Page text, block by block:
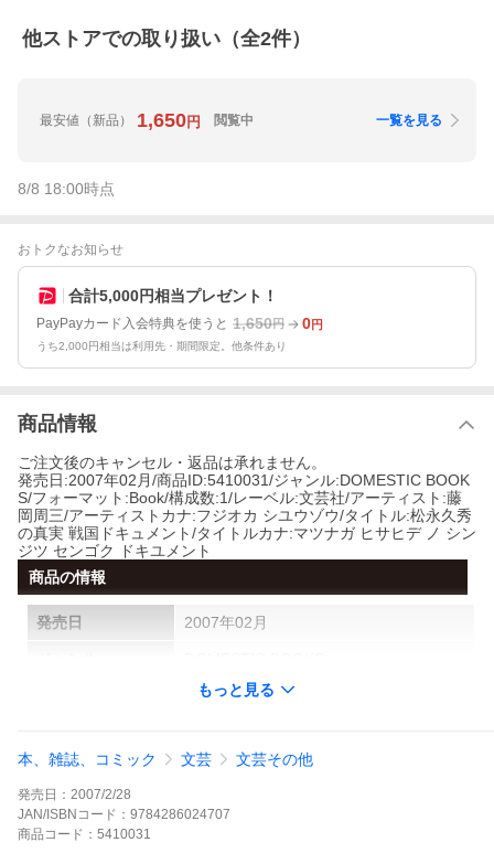
他ストアでの取り扱い（全2件）
最安値 （新品） 1,650円 閲覧中 一覧を見る
8/8 18:00時点
おトクなお知らせ
合計5,000円相当プレゼント！
PayPayカード入会特典を使うと 1,650円 0円
うち2,000円相当は利用先・期間限定。他条件あり
商品情報
ご注文後のキャンセル・返品は承れません。
発売日:2007年02月/商品ID:5410031/ジャンル:DOMESTIC BOOK
S/フォーマット:Book/構成数:1/レーベル:文芸社/アーティスト:藤
岡周三/アーティストカナ:フジオカ シユウゾウ/タイトル:松永久秀
の真実 戦国ドキュメント/タイトルカナ:マツナガ ヒサヒデ ノ シン
ジツ センゴク ドキユメント
商品の情報
発売日 2007年02月
Book
製造国 国内盤
レーベル 文芸社
SKU
もっと見る
本、雑誌、コミック 文芸 文芸その他
発売日： 2007/2/28
JAN/ISBNコード： 9784286024707
商品 コード： 5410031